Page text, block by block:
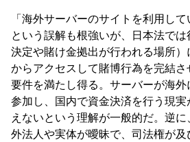
「海外サーバーのサイトを利用し
という誤解も根強いが、日本法で
決定や賭け金拠出が行われる場所
からアクセスして賭博行為を完結
要件を満たし得る。サーバーが海
参加し、国内で資金決済を行う現実
えないという理解が一般的だ。逆
外法人や実体が曖昧で、司法権が及